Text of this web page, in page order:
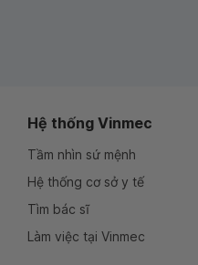
Hệ thống Vinmec
Tầm nhìn sứ mệnh
Hệ thống cơ sở y tế
Tìm bác sĩ
Làm việc tại Vinmec